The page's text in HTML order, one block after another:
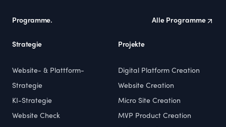
Programme. Alle Programme
Strategie
Website- & Plattform-
Strategie
KI-Strategie
Website Check
Projekte
Digital Platform Creation
Website Creation
Micro Site Creation
MVP Product Creation